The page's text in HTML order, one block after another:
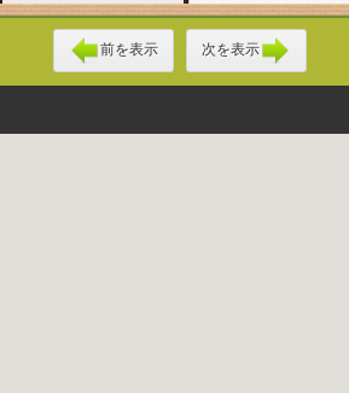
前を表示 次を表示